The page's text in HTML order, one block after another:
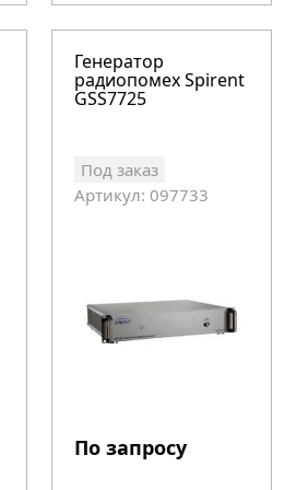
Генератор
радиопомех Spirent
GSS7725
Под заказ
Артикул: 097733
По запросу